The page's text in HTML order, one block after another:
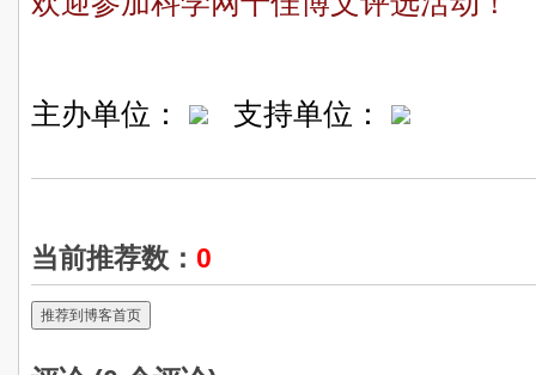
主办单位： 支持单位：
当前推荐数： 0
推荐到博客首页